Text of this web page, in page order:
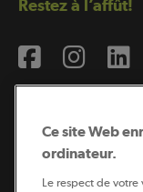
Restez à l’affût!
Ce site Web
ordinateur.
Le respect de